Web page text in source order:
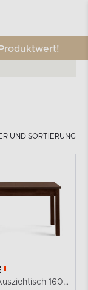
UND SORTIERUNG
Gerader Ausziehtisch 160 x 90 cm Nussbaum